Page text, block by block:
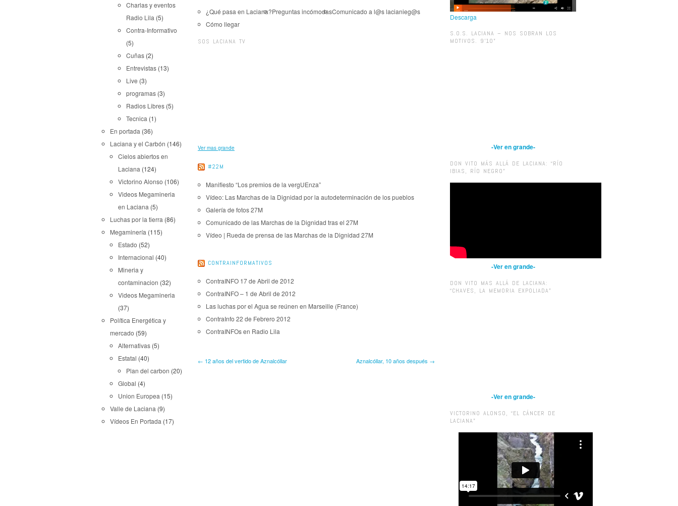
Charlas y eventos
Radio Lila (5)
Contra-Informativo
(5)
Cuñas (2)
Entrevistas (13)
Live (3)
programas (3)
Radios Libres (5)
Tecnica (1)
En portada (36)
Laciana y el Carbón (146)
Cielos abiertos en
Laciana (124)
Victorino Alonso (106)
Videos Megamineria
en Laciana (5)
Luchas por la tierra (86)
Megaminería (115)
Estado (52)
Internacional (40)
Mineria y
contaminacion (32)
Videos Megamineria
(37)
Política Energética y
mercado (59)
Alternativas (5)
Estatal (40)
Plan del carbon (20)
Global (4)
Union Europea (15)
Valle de Laciana (9)
Vídeos En Portada (17)
¿Qué pasa en Laciana?Preguntas incómodasComunicado a l@s lacianieg@s
Cómo llegar
SOS LACIANA TV
Ver mas grande
#22M
Manifiesto “Los premios de la vergUEnza”
Vídeo: Las Marchas de la Dignidad por la autodeterminación de los pueblos
Galería de fotos 27M
Comunicado de las Marchas de la Dignidad tras el 27M
Vídeo | Rueda de prensa de las Marchas de la Dignidad 27M
CONTRAINFORMATIVOS
ContraINFO 17 de Abril de 2012
ContraINFO – 1 de Abril de 2012
Las luchas por el Agua se reúnen en Marseille (France)
ContraInfo 22 de Febrero 2012
ContraINFOs en Radio Lila
← 12 años del vertido de Aznalcóllar Aznalcóllar, 10 años después →
Descarga
S.O.S. LACIANA – NOS SOBRAN LOS
MOTIVOS. 9’10”
-Ver en grande-
DON VITO MÁS ALLÁ DE LACIANA: “RÍO
IBIAS, RÍO NEGRO”
-Ver en grande-
DON VITO MAS ALLÁ DE LACIANA:
“CHAVES, LA MEMORIA EXPOLIADA”
-Ver en grande-
VICTORINO ALONSO, “EL CÁNCER DE
LACIANA”